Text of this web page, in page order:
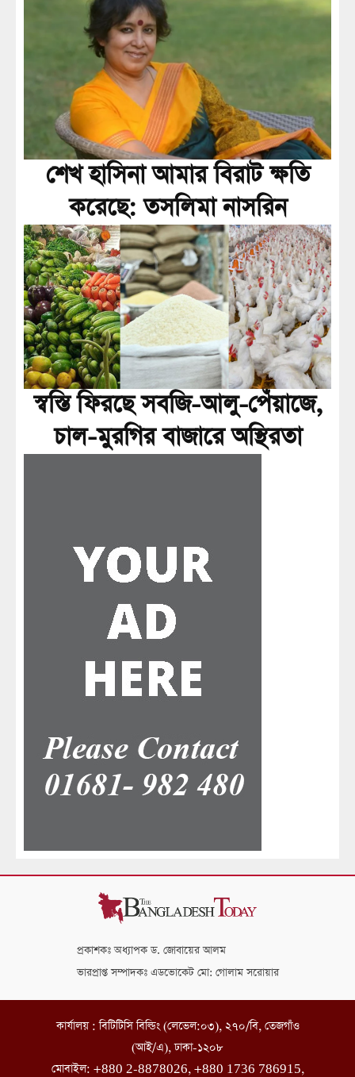
শেখ হাসিনা আমার বিরাট ক্ষতি
করেছে: তসলিমা নাসরিন
স্বস্তি ফিরছে সবজি-আলু-পেঁয়াজে,
চাল-মুরগির বাজারে অস্থিরতা
প্রকাশকঃ অধ্যাপক ড. জোবায়ের আলম
ভারপ্রাপ্ত সম্পাদকঃ এডভোকেট মো: গোলাম সরোয়ার
কার্যালয় : বিটিটিসি বিল্ডিং (লেভেল:০৩), ২৭০/বি, তেজগাঁও
(আই/এ), ঢাকা-১২০৮
মোবাইল: +880 2-8878026, +880 1736 786915,